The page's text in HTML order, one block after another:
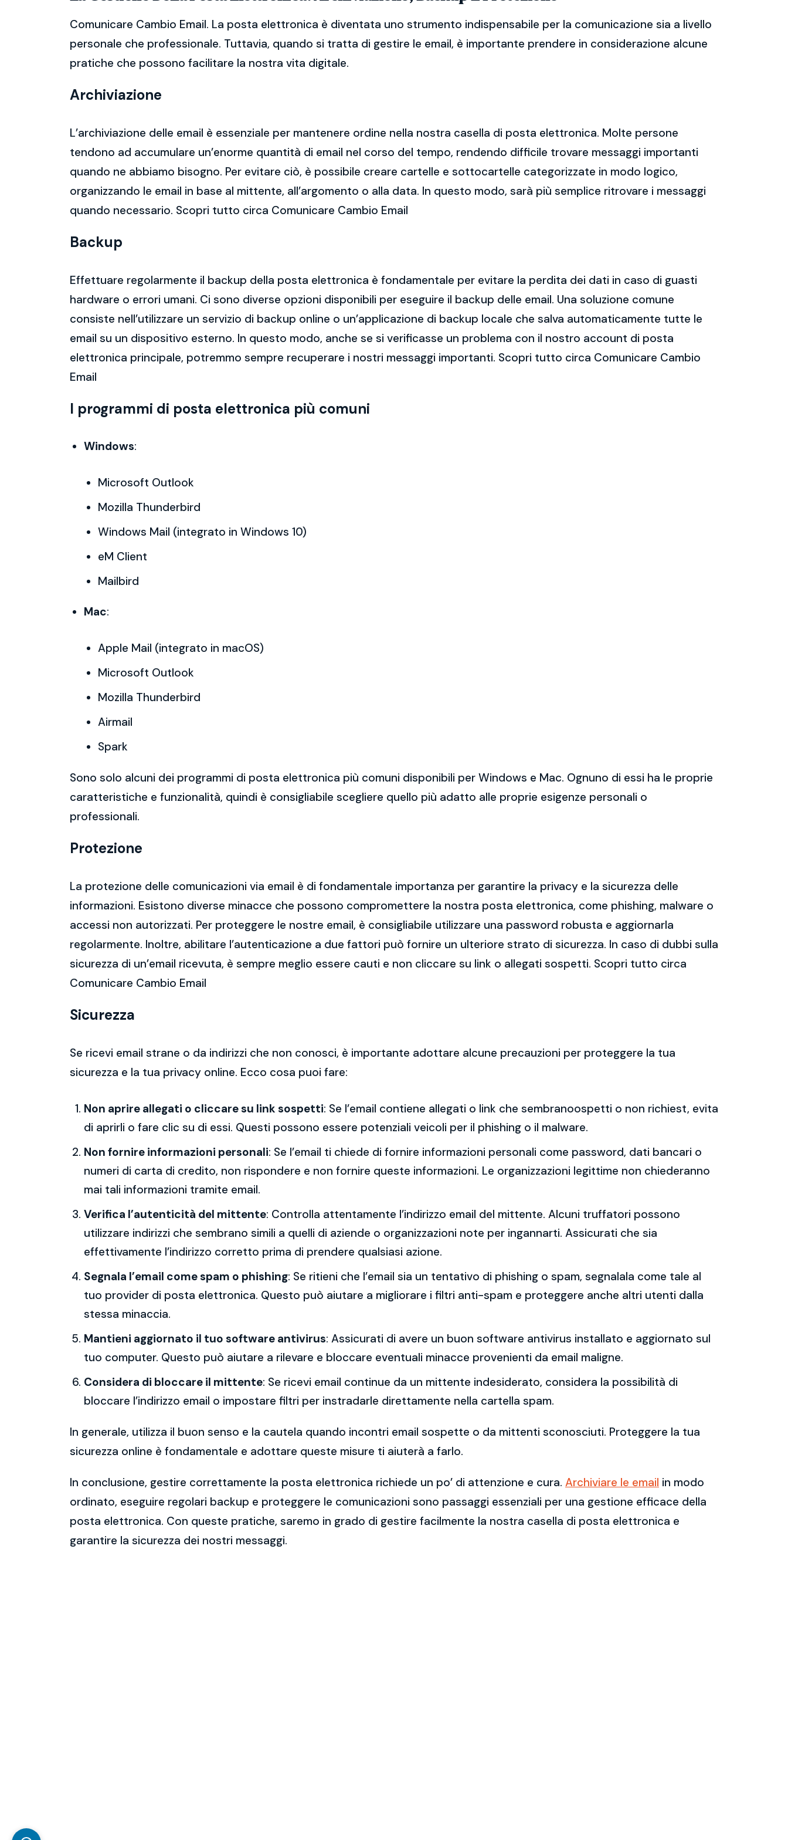
Comunicare Cambio Email. La posta elettronica è diventata uno strumento indispensabile per la comunicazione sia a livello
personale che professionale. Tuttavia, quando si tratta di gestire le email, è importante prendere in considerazione alcune
pratiche che possono facilitare la nostra vita digitale.
Archiviazione
L’archiviazione delle email è essenziale per mantenere ordine nella nostra casella di posta elettronica. Molte persone
tendono ad accumulare un’enorme quantità di email nel corso del tempo, rendendo difficile trovare messaggi importanti
quando ne abbiamo bisogno. Per evitare ciò, è possibile creare cartelle e sottocartelle categorizzate in modo logico,
organizzando le email in base al mittente, all’argomento o alla data. In questo modo, sarà più semplice ritrovare i messaggi
quando necessario. Scopri tutto circa Comunicare Cambio Email
Backup
Effettuare regolarmente il backup della posta elettronica è fondamentale per evitare la perdita dei dati in caso di guasti
hardware o errori umani. Ci sono diverse opzioni disponibili per eseguire il backup delle email. Una soluzione comune
consiste nell’utilizzare un servizio di backup online o un’applicazione di backup locale che salva automaticamente tutte le
email su un dispositivo esterno. In questo modo, anche se si verificasse un problema con il nostro account di posta
elettronica principale, potremmo sempre recuperare i nostri messaggi importanti. Scopri tutto circa Comunicare Cambio
Email
I programmi di posta elettronica più comuni
Windows:
Microsoft Outlook
Mozilla Thunderbird
Windows Mail (integrato in Windows 10)
eM Client
Mailbird
Mac:
Apple Mail (integrato in macOS)
Microsoft Outlook
Mozilla Thunderbird
Airmail
Spark
Sono solo alcuni dei programmi di posta elettronica più comuni disponibili per Windows e Mac. Ognuno di essi ha le proprie
caratteristiche e funzionalità, quindi è consigliabile scegliere quello più adatto alle proprie esigenze personali o
professionali.
Protezione
La protezione delle comunicazioni via email è di fondamentale importanza per garantire la privacy e la sicurezza delle
informazioni. Esistono diverse minacce che possono compromettere la nostra posta elettronica, come phishing, malware o
accessi non autorizzati. Per proteggere le nostre email, è consigliabile utilizzare una password robusta e aggiornarla
regolarmente. Inoltre, abilitare l’autenticazione a due fattori può fornire un ulteriore strato di sicurezza. In caso di dubbi sulla
sicurezza di un’email ricevuta, è sempre meglio essere cauti e non cliccare su link o allegati sospetti. Scopri tutto circa
Comunicare Cambio Email
Sicurezza
Se ricevi email strane o da indirizzi che non conosci, è importante adottare alcune precauzioni per proteggere la tua
sicurezza e la tua privacy online. Ecco cosa puoi fare:
Non aprire allegati o cliccare su link sospetti: Se l’email contiene allegati o link che sembranoospetti o non richiest, evita
di aprirli o fare clic su di essi. Questi possono essere potenziali veicoli per il phishing o il malware.
Non fornire informazioni personali: Se l’email ti chiede di fornire informazioni personali come password, dati bancari o
numeri di carta di credito, non rispondere e non fornire queste informazioni. Le organizzazioni legittime non chiederanno
mai tali informazioni tramite email.
Verifica l’autenticità del mittente: Controlla attentamente l’indirizzo email del mittente. Alcuni truffatori possono
utilizzare indirizzi che sembrano simili a quelli di aziende o organizzazioni note per ingannarti. Assicurati che sia
effettivamente l’indirizzo corretto prima di prendere qualsiasi azione.
Segnala l’email come spam o phishing: Se ritieni che l’email sia un tentativo di phishing o spam, segnalala come tale al
tuo provider di posta elettronica. Questo può aiutare a migliorare i filtri anti-spam e proteggere anche altri utenti dalla
stessa minaccia.
Mantieni aggiornato il tuo software antivirus: Assicurati di avere un buon software antivirus installato e aggiornato sul
tuo computer. Questo può aiutare a rilevare e bloccare eventuali minacce provenienti da email maligne.
Considera di bloccare il mittente: Se ricevi email continue da un mittente indesiderato, considera la possibilità di
bloccare l’indirizzo email o impostare filtri per instradarle direttamente nella cartella spam.
In generale, utilizza il buon senso e la cautela quando incontri email sospette o da mittenti sconosciuti. Proteggere la tua
sicurezza online è fondamentale e adottare queste misure ti aiuterà a farlo.
In conclusione, gestire correttamente la posta elettronica richiede un po’ di attenzione e cura. Archiviare le email in modo
ordinato, eseguire regolari backup e proteggere le comunicazioni sono passaggi essenziali per una gestione efficace della
posta elettronica. Con queste pratiche, saremo in grado di gestire facilmente la nostra casella di posta elettronica e
garantire la sicurezza dei nostri messaggi.